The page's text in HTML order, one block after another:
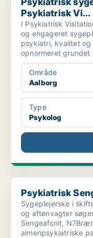
Psykiatrisk Vi...
I Psykiatrisk
og engageret
psykiatri, kvalitet
opnormeret grundet
Område
Aalborg
Type
Psykolog
Psykiatrisk Sengeafsnit,
Psykiatrisk
Sygeplejerske i
og aftenvagter
Sengeafsnit,
almenpsykiatriske